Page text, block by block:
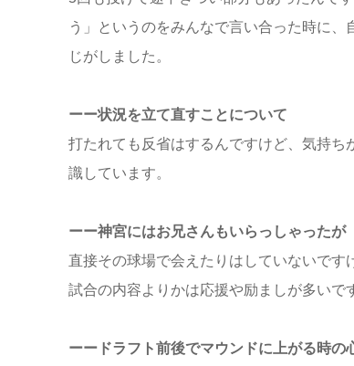
う」というのをみんなで言い合った時に
じがしました。
ーー状況を立て直すことについて
打たれても反省はするんですけど、気持
識しています。
ーー神宮にはお兄さんもいらっしゃったが
直接その球場で会えたりはしていないで
試合の内容よりかは応援や励ましが多いで
ーードラフト前後でマウンドに上がる時の